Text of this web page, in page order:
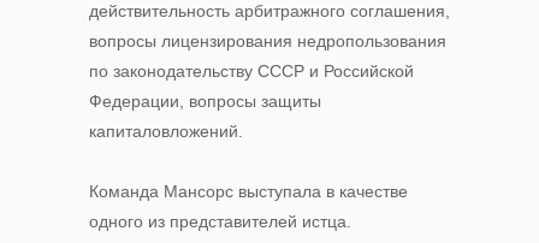
действительность арбитражного соглашения,
вопросы лицензирования недропользования
по законодательству СССР и Российской
Федерации, вопросы защиты
капиталовложений.
Команда Мансорс выступала в качестве
одного из представителей истца.